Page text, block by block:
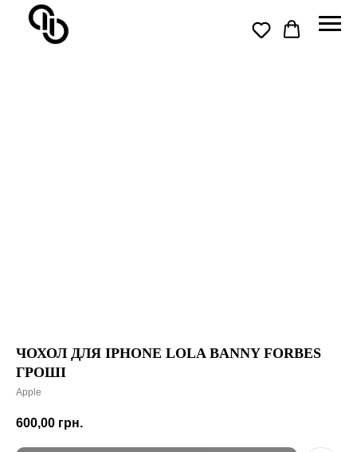
ЧОХОЛ ДЛЯ IPHONE LOLA BANNY FORBES
ГРОШІ
Apple
600,00 грн.